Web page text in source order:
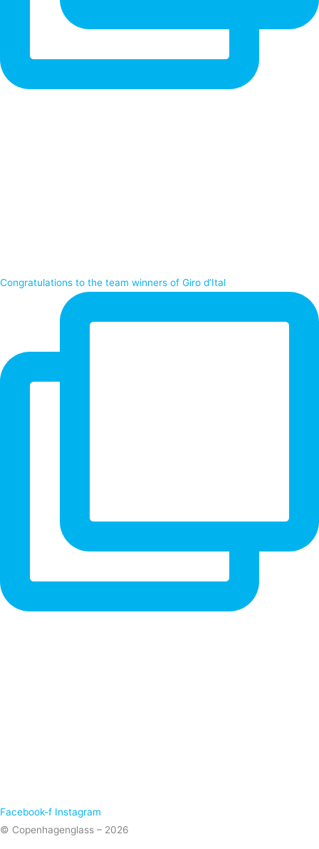
Congratulations to the team winners of Giro d’Ital
Facebook-f Instagram
© Copenhagenglass – 2026